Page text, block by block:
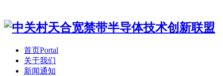
首页Portal
关于我们
新闻通知